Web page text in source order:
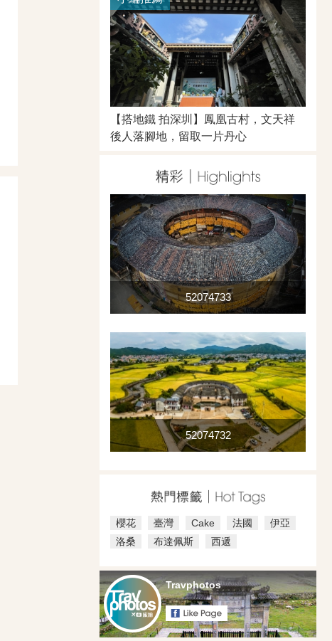
【搭地鐵 拍深圳】鳳凰古村，文天祥
後人落腳地，留取一片丹心
52074733
52074732
櫻花 臺灣 Cake 法國
伊亞
洛桑
布達佩斯 西遞
Travphotos